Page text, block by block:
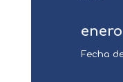
enero
Fecha